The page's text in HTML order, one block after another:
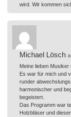
wird. Wir kommen
Michael Lösch
Meine lieben
Es war für mich und
runder
harmonischer und
begeistert.
Das Programm war
Holzbläser und